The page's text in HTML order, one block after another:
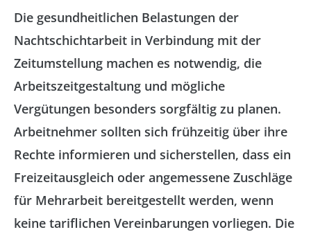
Die gesundheitlichen Belastungen der
Nachtschichtarbeit in Verbindung mit der
Zeitumstellung machen es notwendig, die
Arbeitszeitgestaltung und mögliche
Vergütungen besonders sorgfältig zu planen.
Arbeitnehmer sollten sich frühzeitig über ihre
Rechte informieren und sicherstellen, dass ein
Freizeitausgleich oder angemessene Zuschläge
für Mehrarbeit bereitgestellt werden, wenn
keine tariflichen Vereinbarungen vorliegen. Die